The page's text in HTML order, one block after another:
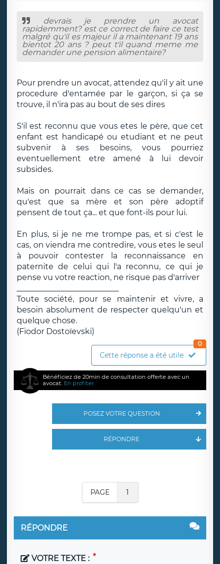
devrais je prendre un avocat
rapidemment? est ce correct de faire ce test
malgré qu'il es majeur il a maintenant 19 ans
bientot 20 ans ? peut t'il quand meme me
demander une pension alimentaire?
Pour prendre un avocat, attendez qu'il y ait une
procedure d'entamée par le garçon, si ça se
trouve, il n'ira pas au bout de ses dires
S'il est reconnu que vous etes le père, que cet
enfant est handicapé ou etudiant et ne peut
subvenir à ses besoins, vous pourriez
eventuellement etre amené à lui devoir
subsides.
Mais on pourrait dans ce cas se demander,
qu'est que sa mère et son père adoptif
pensent de tout ça... et que font-ils pour lui.
En plus, si je ne me trompe pas, et si c'est le
cas, on viendra me contredire, vous etes le seul
à pouvoir contester la reconnaissance en
paternite de celui qui l'a reconnu, ce qui je
pense vu votre reaction, ne risque pas d'arriver
Toute société, pour se maintenir et vivre, a
besoin absolument de respecter quelqu'un et
quelque chose.
(Fiodor Dostoïevski)
Cette réponse a été utile
0
Bénéficiez de 20min de consultation offerte avec un
avocat. En profiter
POSEZ VOTRE QUESTION
RÉPONDRE
PAGE 1
RÉPONDRE
VOTRE TEXTE :